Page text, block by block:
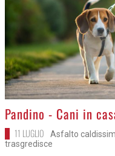
>
Pandino - Cani in
11 LUGLIO
Asfalto
trasgredisce